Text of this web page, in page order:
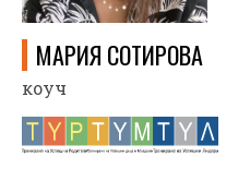
МАРИЯ СОТИРОВА
коуч